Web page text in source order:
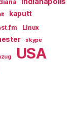
kaputt
Linux
skype
USA